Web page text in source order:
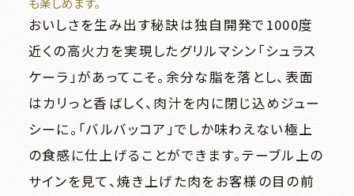
おいしさを生み出す秘訣は独自開発で1000度
近くの高火力を実現したグリルマシン「シュラス
ケーラ」があってこそ。余分な脂を落とし、表面
はカリっと香ばしく、肉汁を内に閉じ込めジュー
シーに。「バルバッコア」でしか味わえない極上
の食感に仕上げることができます。テーブル上の
サインを見て、焼き上げた肉をお客様の目の前